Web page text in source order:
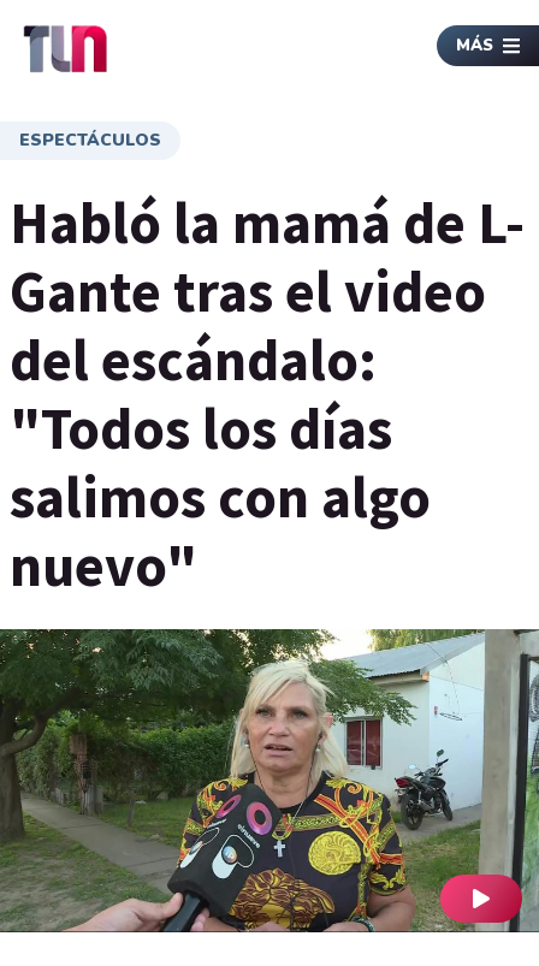
MÁS
ESPECTÁCULOS
Habló la mamá de L-
Gante tras el video
del escándalo:
"Todos los días
salimos con algo
nuevo"